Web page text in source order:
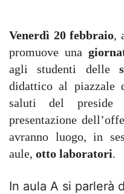
Venerdì 20 febbraio,
promuove una
agli studenti delle
didattico al piazzale
saluti del preside
presentazione
avranno luogo, in
aule, otto laboratori.
In aula A si parlerà